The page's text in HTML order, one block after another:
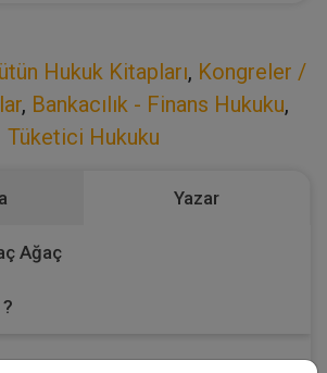
Hukuk Kitapları, Kongreler /
, Bankacılık - Finans Hukuku,
Tüketici Hukuku
Yazar
Ağaç